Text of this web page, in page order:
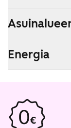
Energia